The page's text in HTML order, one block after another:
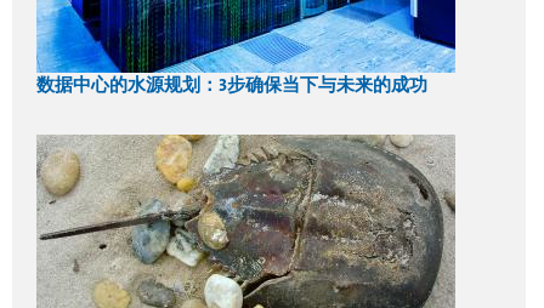
数据中心的水源规划：3步确保当下与未来的成功